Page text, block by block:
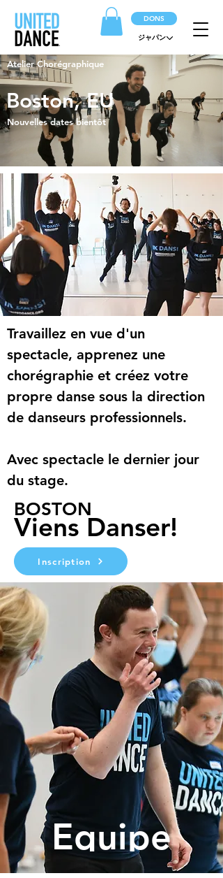
DONS
ジャパン
Atelier Chorégraphique
Boston, EU
Nouvelles dates bientôt
Travaillez en vue d'un
spectacle, apprenez une
chorégraphie et créez votre
propre danse sous la direction
de danseurs professionnels.
Avec spectacle le dernier jour
du stage.
BOSTON
Viens Danser!
Inscription
Equipe